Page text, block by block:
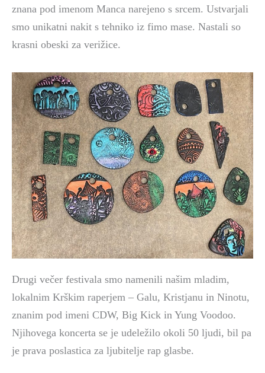
znana pod imenom Manca narejeno s srcem. Ustvarjali
smo unikatni nakit s tehniko iz fimo mase. Nastali so
krasni obeski za verižice.
Drugi večer festivala smo namenili našim mladim,
lokalnim Krškim raperjem – Galu, Kristjanu in Ninotu,
znanim pod imeni CDW, Big Kick in Yung Voodoo.
Njihovega koncerta se je udeležilo okoli 50 ljudi, bil pa
je prava poslastica za ljubitelje rap glasbe.